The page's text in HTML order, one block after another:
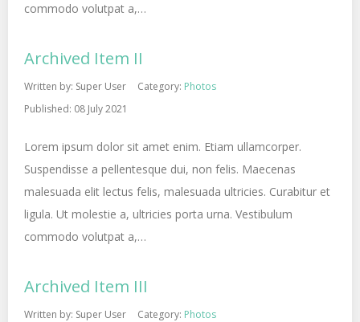
commodo volutpat a,…
Archived Item II
Written by: Super User Category: Photos
Published: 08 July 2021
Lorem ipsum dolor sit amet enim. Etiam ullamcorper.
Suspendisse a pellentesque dui, non felis. Maecenas
malesuada elit lectus felis, malesuada ultricies. Curabitur et
ligula. Ut molestie a, ultricies porta urna. Vestibulum
commodo volutpat a,…
Archived Item III
Written by: Super User Category: Photos